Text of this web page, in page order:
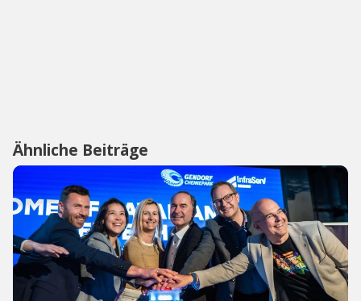
Ähnliche Beiträge